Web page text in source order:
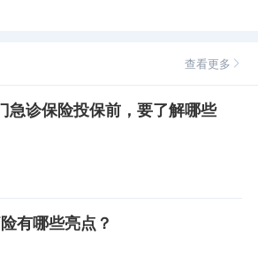
查看更多
急诊保险投保前，要了解哪些
有哪些亮点？